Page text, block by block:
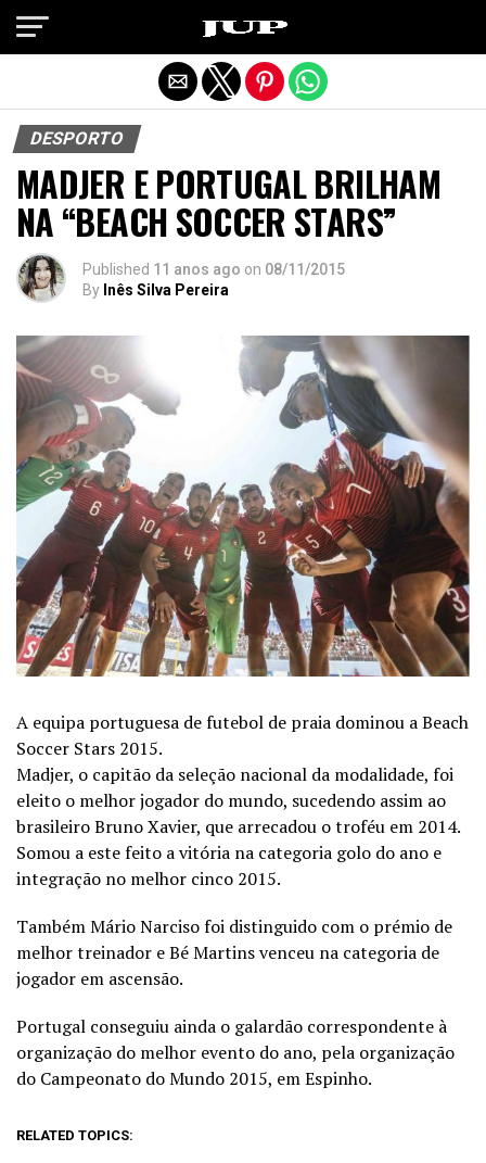
DESPORTO
MADJER E PORTUGAL BRILHAM
NA “BEACH SOCCER STARS”
Published 11 anos ago on 08/11/2015
By Inês Silva Pereira
A equipa portuguesa de futebol de praia dominou a Beach
Soccer Stars 2015.
Madjer, o capitão da seleção nacional da modalidade, foi
eleito o melhor jogador do mundo, sucedendo assim ao
brasileiro Bruno Xavier, que arrecadou o troféu em 2014.
Somou a este feito a vitória na categoria golo do ano e
integração no melhor cinco 2015.
Também Mário Narciso foi distinguido com o prémio de
melhor treinador e Bé Martins venceu na categoria de
jogador em ascensão.
Portugal conseguiu ainda o galardão correspondente à
organização do melhor evento do ano, pela organização
do Campeonato do Mundo 2015, em Espinho.
RELATED TOPICS:
Exit mobile version